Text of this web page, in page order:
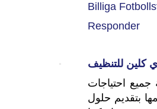
Billiga
Responder
كلين للتنظيف
احتياجات
بتقديم حلول